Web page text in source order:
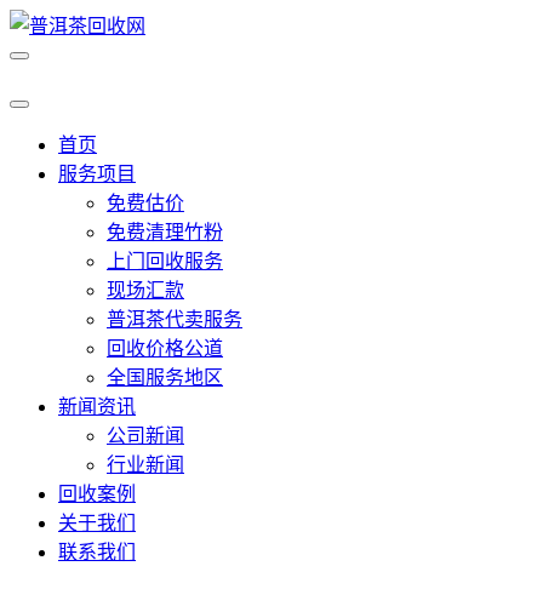
首页
服务项目
免费估价
免费清理竹粉
上门回收服务
现场汇款
普洱茶代卖服务
回收价格公道
全国服务地区
新闻资讯
公司新闻
行业新闻
回收案例
关于我们
联系我们